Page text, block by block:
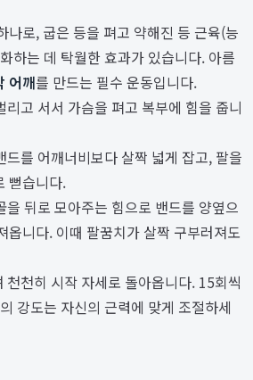
나로, 굽은 등을 펴고 약해진 등 근육(능
하는 데 탁월한 효과가 있습니다. 아름
어깨를 만드는 필수 운동입니다.
고 서서 가슴을 펴고 복부에 힘을 줍니
드를 어깨너비보다 살짝 넓게 잡고, 팔을
뻗습니다.
뒤로 모아주는 힘으로 밴드를 양옆으
옵니다. 이때 팔꿈치가 살짝 구부러져도
천히 시작 자세로 돌아옵니다. 15회씩
강도는 자신의 근력에 맞게 조절하세